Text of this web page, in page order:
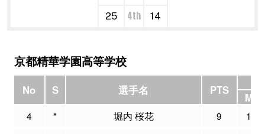
25
4th 14
京都精華学園高等学校
No S 選手名 PTS
M
4 * 堀内 桜花 9
1